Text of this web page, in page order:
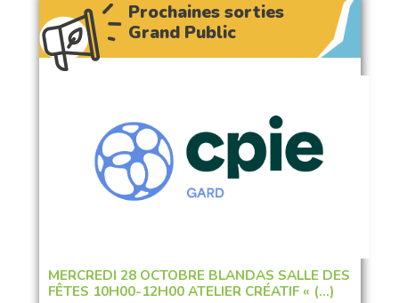
Prochaines sorties
Grand Public
MERCREDI 28 OCTOBRE BLANDAS SALLE DES
FÊTES 10H00-12H00 ATELIER CRÉATIF « (…)